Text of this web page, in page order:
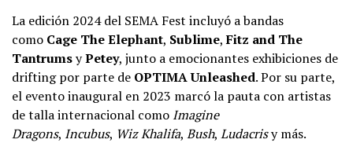
La edición 2024 del SEMA Fest incluyó a bandas
como Cage The Elephant, Sublime,Fitz and The
TantrumsyPetey, junto a emocionantes exhibiciones de
drifting por parte de OPTIMA Unleashed. Por su parte,
el evento inaugural en 2023 marcó la pauta con artistas
de talla internacional como Imagine
Dragons, Incubus, Wiz Khalifa, Bush, Ludacrisy más.